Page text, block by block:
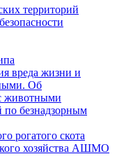
территорий
вреда жизни и
Об
животными
по безнадзорным
рогатого скота
хозяйства АШМО